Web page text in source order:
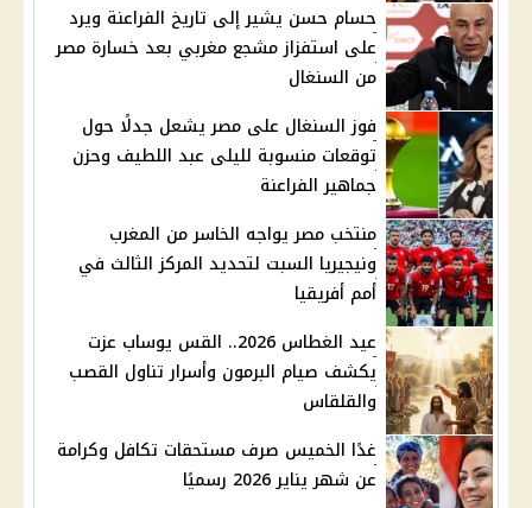
حسام حسن يشير إلى تاريخ الفراعنة ويرد
على استفزاز مشجع مغربي بعد خسارة مصر
من السنغال
فوز السنغال على مصر يشعل جدلًا حول
توقعات منسوبة لليلى عبد اللطيف وحزن
جماهير الفراعنة
منتخب مصر يواجه الخاسر من المغرب
ونيجيريا السبت لتحديد المركز الثالث في
أمم أفريقيا
عيد الغطاس 2026.. القس يوساب عزت
يكشف صيام البرمون وأسرار تناول القصب
والقلقاس
غدًا الخميس صرف مستحقات تكافل وكرامة
عن شهر يناير 2026 رسميًا